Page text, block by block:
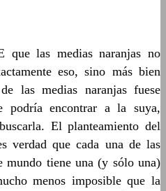
las medias naranjas no
eso, sino más bien
las medias naranjas fuese
podría encontrar a la suya,
El planteamiento del
verdad que cada una de las
mundo tiene una (y sólo una)
menos imposible que la